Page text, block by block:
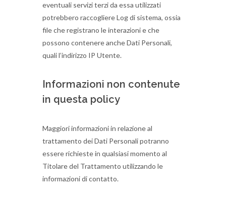
eventuali servizi terzi da essa utilizzati
potrebbero raccogliere Log di sistema, ossia
file che registrano le interazioni e che
possono contenere anche Dati Personali,
quali l’indirizzo IP Utente.
Informazioni non contenute
in questa policy
Maggiori informazioni in relazione al
trattamento dei Dati Personali potranno
essere richieste in qualsiasi momento al
Titolare del Trattamento utilizzando le
informazioni di contatto.